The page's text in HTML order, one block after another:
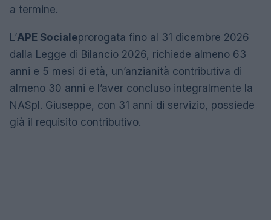
a termine.
L’APE Socialeprorogata fino al 31 dicembre 2026
dalla Legge di Bilancio 2026, richiede almeno 63
anni e 5 mesi di età, un’anzianità contributiva di
almeno 30 anni e l’aver concluso integralmente la
NASpI. Giuseppe, con 31 anni di servizio, possiede
già il requisito contributivo.